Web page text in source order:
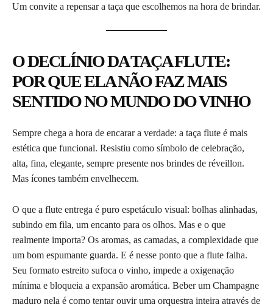
Um convite a repensar a taça que escolhemos na hora de brindar.
O DECLÍNIO DA TAÇA FLUTE:
POR QUE ELA NÃO FAZ MAIS
SENTIDO NO MUNDO DO VINHO
Sempre chega a hora de encarar a verdade: a taça flute é mais
estética que funcional. Resistiu como símbolo de celebração,
alta, fina, elegante, sempre presente nos brindes de réveillon.
Mas ícones também envelhecem.
O que a flute entrega é puro espetáculo visual: bolhas alinhadas,
subindo em fila, um encanto para os olhos. Mas e o que
realmente importa? Os aromas, as camadas, a complexidade que
um bom espumante guarda. E é nesse ponto que a flute falha.
Seu formato estreito sufoca o vinho, impede a oxigenação
mínima e bloqueia a expansão aromática. Beber um Champagne
maduro nela é como tentar ouvir uma orquestra inteira através de